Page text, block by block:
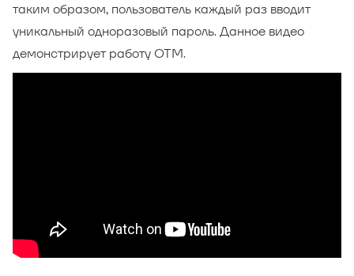
таким образом, пользователь каждый раз вводит
уникальный одноразовый пароль. Данное видео
демонстрирует работу OTM.